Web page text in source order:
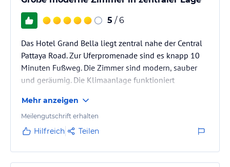
5 / 6
Das Hotel Grand Bella liegt zentral nahe der Central
Pattaya Road. Zur Uferpromenade sind es knapp 10
Minuten Fußweg. Die Zimmer sind modern, sauber
und geräumig. Die Klimaanlage funktioniert
Der Ein- und Auscheckvorgang ist bedingt durch die
in bar zu hinterlegende Kaution von 500 Bath etwas
WLAN muss separat freigeschaltet werden.
Mehr anzeigen
Meilengutschrift erhalten
Hilfreich Teilen